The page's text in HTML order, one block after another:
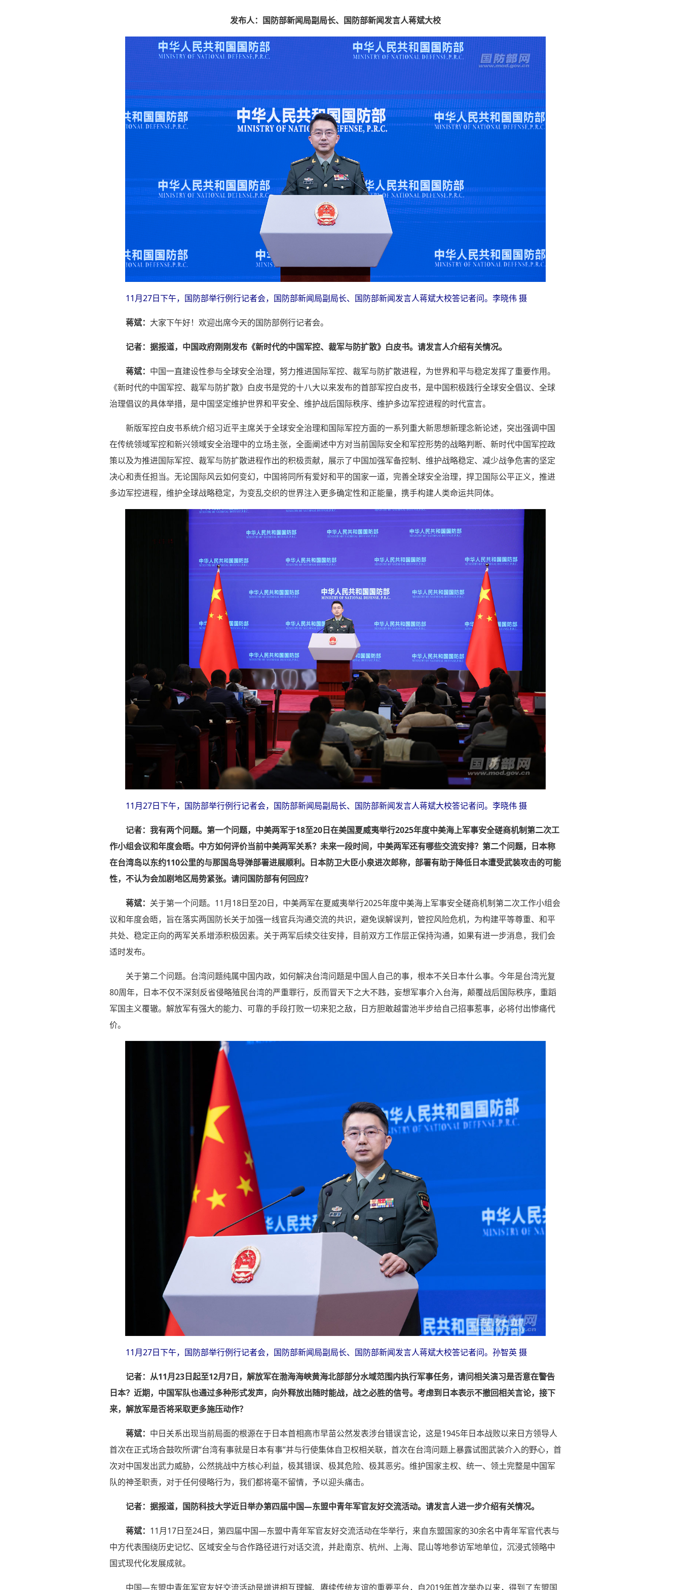
发布人：国防部新闻局副局长、国防部新闻发言人蒋斌大校
11月27日下午，国防部举行例行记者会，国防部新闻局副局长、国防部新闻发言人蒋斌大校答记者问。李晓伟 摄
蒋斌： 大家下午好！欢迎出席今天的国防部例行记者会。
记者： 据报道，中国政府刚刚发布《新时代的中国军控、裁军与防扩散》白皮书。请发言人介绍有关情况。
蒋斌： 中国一直建设性参与全球安全治理，努力推进国际军控、裁军与防扩散进程，为世界和平与稳定发挥了重要作用。
《新时代的中国军控、裁军与防扩散》白皮书是党的十八大以来发布的首部军控白皮书，是中国积极践行全球安全倡议、全球
治理倡议的具体举措，是中国坚定维护世界和平安全、维护战后国际秩序、维护多边军控进程的时代宣言。
新版军控白皮书系统介绍习近平主席关于全球安全治理和国际军控方面的一系列重大新思想新理念新论述，突出强调中国
在传统领域军控和新兴领域安全治理中的立场主张，全面阐述中方对当前国际安全和军控形势的战略判断、新时代中国军控政
策以及为推进国际军控、裁军与防扩散进程作出的积极贡献，展示了中国加强军备控制、维护战略稳定、减少战争危害的坚定
决心和责任担当。无论国际风云如何变幻，中国将同所有爱好和平的国家一道，完善全球安全治理，捍卫国际公平正义，推进
多边军控进程，维护全球战略稳定，为变乱交织的世界注入更多确定性和正能量，携手构建人类命运共同体。
11月27日下午，国防部举行例行记者会，国防部新闻局副局长、国防部新闻发言人蒋斌大校答记者问。李晓伟 摄
记者： 我有两个问题。第一个问题，中美两军于18至20日在美国夏威夷举行2025年度中美海上军事安全磋商机制第二次工
作小组会议和年度会晤。中方如何评价当前中美两军关系？未来一段时间，中美两军还有哪些交流安排？第二个问题，日本称
在台湾岛以东约110公里的与那国岛导弹部署进展顺利。日本防卫大臣小泉进次郎称，部署有助于降低日本遭受武装攻击的可能
性，不认为会加剧地区局势紧张。请问国防部有何回应？
蒋斌： 关于第一个问题。11月18日至20日，中美两军在夏威夷举行2025年度中美海上军事安全磋商机制第二次工作小组会
议和年度会晤，旨在落实两国防长关于加强一线官兵沟通交流的共识，避免误解误判，管控风险危机，为构建平等尊重、和平
共处、稳定正向的两军关系增添积极因素。关于两军后续交往安排，目前双方工作层正保持沟通，如果有进一步消息，我们会
适时发布。
关于第二个问题。台湾问题纯属中国内政，如何解决台湾问题是中国人自己的事，根本不关日本什么事。今年是台湾光复
80周年，日本不仅不深刻反省侵略殖民台湾的严重罪行，反而冒天下之大不韪，妄想军事介入台海，颠覆战后国际秩序，重蹈
军国主义覆辙。解放军有强大的能力、可靠的手段打败一切来犯之敌，日方胆敢越雷池半步给自己招事惹事，必将付出惨痛代
价。
11月27日下午，国防部举行例行记者会，国防部新闻局副局长、国防部新闻发言人蒋斌大校答记者问。孙智英 摄
记者： 从11月23日起至12月7日，解放军在渤海海峡黄海北部部分水域范围内执行军事任务，请问相关演习是否意在警告
日本？近期，中国军队也通过多种形式发声，向外释放出随时能战，战之必胜的信号。考虑到日本表示不撤回相关言论，接下
来，解放军是否将采取更多施压动作？
蒋斌： 中日关系出现当前局面的根源在于日本首相高市早苗公然发表涉台错误言论，这是1945年日本战败以来日方领导人
首次在正式场合鼓吹所谓“台湾有事就是日本有事”并与行使集体自卫权相关联，首次在台湾问题上暴露试图武装介入的野心，首
次对中国发出武力威胁，公然挑战中方核心利益，极其错误、极其危险、极其恶劣。维护国家主权、统一、领土完整是中国军
队的神圣职责，对于任何侵略行为，我们都将毫不留情，予以迎头痛击。
记者： 据报道，国防科技大学近日举办第四届中国—东盟中青年军官友好交流活动。请发言人进一步介绍有关情况。
蒋斌： 11月17日至24日，第四届中国—东盟中青年军官友好交流活动在华举行，来自东盟国家的30余名中青年军官代表与
中方代表围绕历史记忆、区域安全与合作路径进行对话交流，并赴南京、杭州、上海、昆山等地参访军地单位，沉浸式领略中
国式现代化发展成就。
中国—东盟中青年军官友好交流活动是增进相互理解、赓续传统友谊的重要平台，自2019年首次举办以来，得到了东盟国